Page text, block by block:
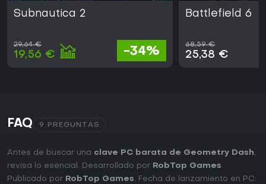
Subnautica 2
29,64 €
19,56 € -34%
Battlefield 6
68,59 €
25,38 €
FAQ 9 PREGUNTAS
Antes de buscar una clave PC barata de Geometry Dash,
revisa lo esencial. Desarrollado por RobTop Games.
Publicado por RobTop Games. Fecha de lanzamiento en PC: